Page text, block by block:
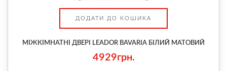
ДОДАТИ ДО КОШИКА
МІЖКІМНАТНІ ДВЕРІ LEADOR BAVARIA БІЛИЙ МАТОВИЙ
4929грн.